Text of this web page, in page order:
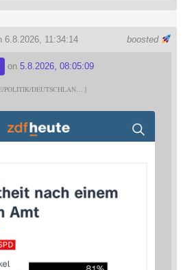
boosted
6.8.2026, 11:34:14
on 5.8.2026, 08:05:09
POLITIK/DEUTSCHLAN